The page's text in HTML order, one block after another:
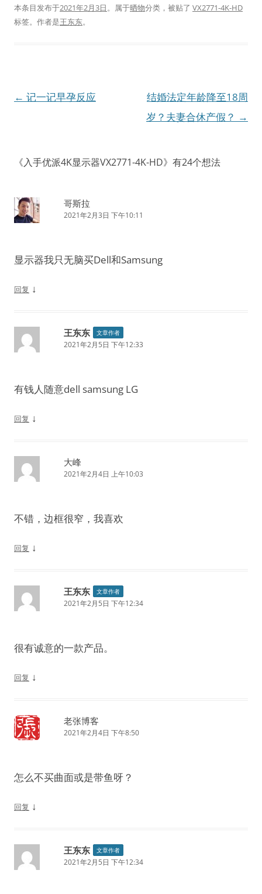
本条目发布于2021年2月3日。属于晒物分类，被贴了 VX2771-4K-HD
标签。 作者是王东东。
文
航
← 记一记早孕反应
结婚法定年龄降至18周
岁？夫妻合休产假？ →
《入手优派4K显示器VX2771-4K-HD》有24个想法
哥斯拉
2021年2月3日 下午10:11
显示器我只无脑买Dell和Samsung
回复 ↓
王东东 文章作者
2021年2月5日 下午12:33
有钱人随意dell samsung LG
回复 ↓
大峰
2021年2月4日 上午10:03
不错，边框很窄，我喜欢
回复 ↓
王东东 文章作者
2021年2月5日 下午12:34
很有诚意的一款产品。
回复 ↓
老张博客
2021年2月4日 下午8:50
怎么不买曲面或是带鱼呀？
回复 ↓
王东东 文章作者
2021年2月5日 下午12:34